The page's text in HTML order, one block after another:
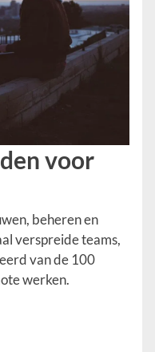
voor
beheren en
verspreide teams,
van de 100
werken.